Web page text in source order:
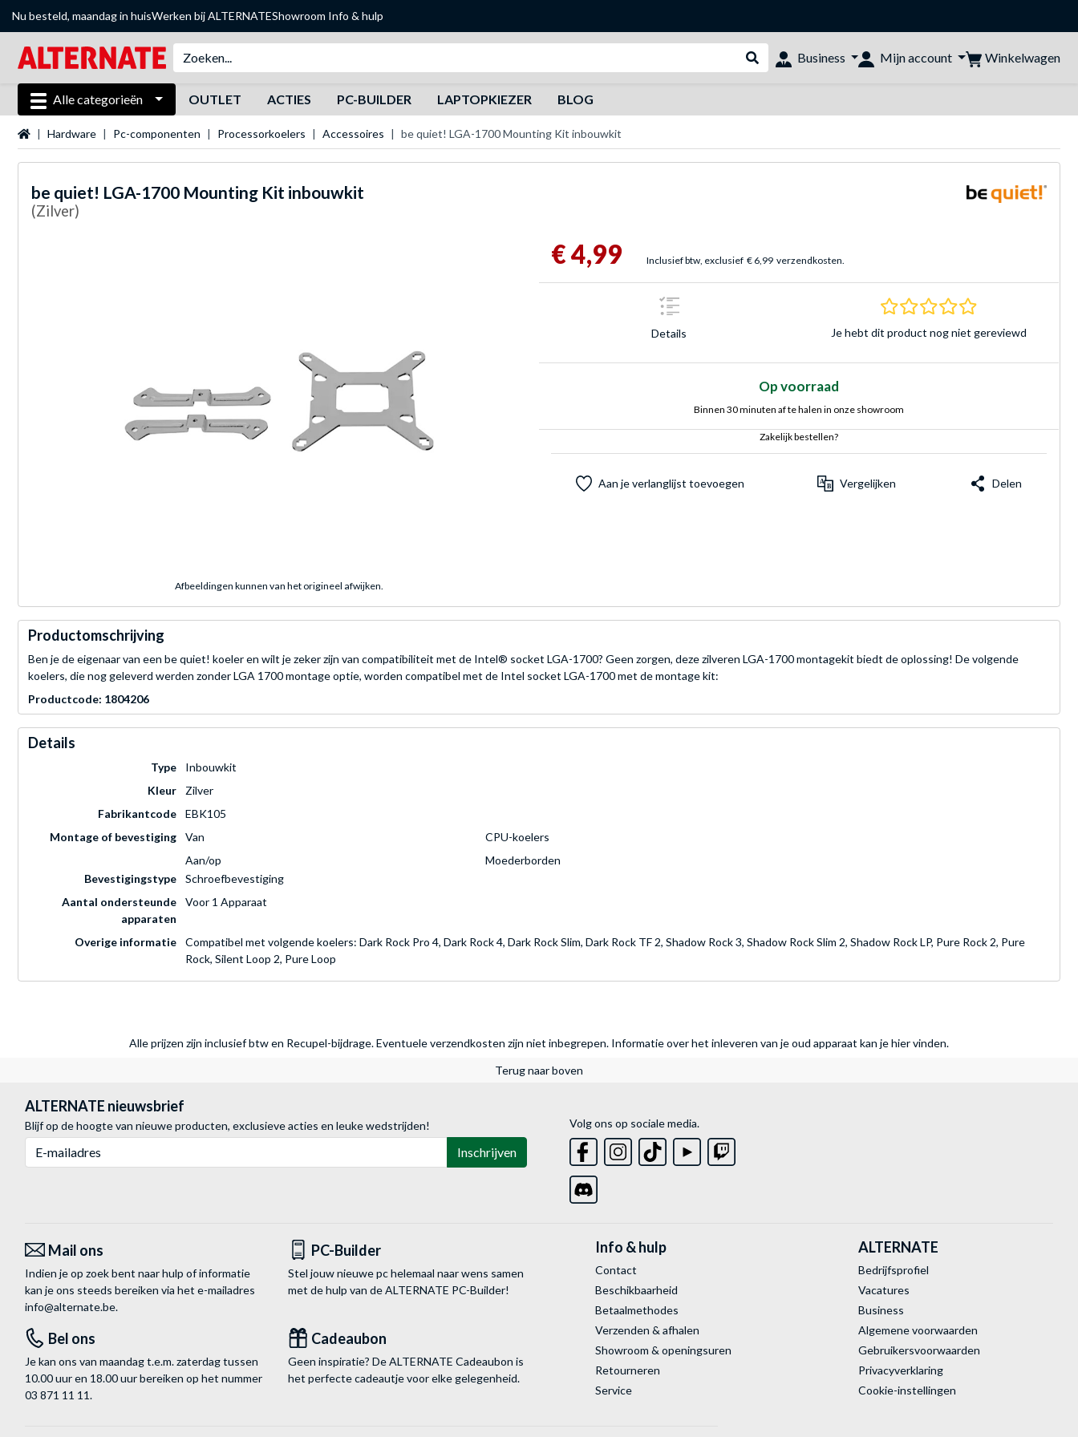
Nu besteld, maandag in huisWerken bij ALTERNATEShowroom Info & hulp
Webshop doorzoeken
Business Mijn account Winkelwagen
Alle categorieën OUTLET ACTIES PC-BUILDER LAPTOPKIEZER BLOG
Startpagina
Hardware Pc-componenten Processorkoelers Accessoires be quiet! LGA-1700 Mounting Kit inbouwkit
be quiet! LGA-1700 Mounting Kit inbouwkit
(Zilver)
Afbeeldingen kunnen van het origineel afwijken.
€ 4,99 Inclusief btw, exclusief € 6,99 verzendkosten.
Details
0.0 sterren
Je hebt dit product nog niet gereviewd
Op voorraad
Binnen 30 minuten af te halen in onze showroom
Zakelijk bestellen?
Aan je verlanglijst toevoegen Vergelijken Delen
Productomschrijving
Ben je de eigenaar van een be quiet! koeler en wilt je zeker zijn van compatibiliteit met de Intel® socket LGA-1700? Geen zorgen, deze zilveren LGA-1700 montagekit biedt de oplossing! De volgende
koelers, die nog geleverd werden zonder LGA 1700 montage optie, worden compatibel met de Intel socket LGA-1700 met de montage kit:
Productcode: 1804206
Details
Type
Inbouwkit
Kleur
Zilver
Fabrikantcode
EBK105
Montage of bevestiging
Van
CPU-koelers
Aan/op
Moederborden
Bevestigingstype
Schroefbevestiging
Aantal ondersteunde
apparaten
Voor 1 Apparaat
Overige informatie
Compatibel met volgende koelers: Dark Rock Pro 4, Dark Rock 4, Dark Rock Slim, Dark Rock TF 2, Shadow Rock 3, Shadow Rock Slim 2, Shadow Rock LP, Pure Rock 2, Pure
Rock, Silent Loop 2, Pure Loop
Alle prijzen zijn inclusief btw en Recupel-bijdrage. Eventuele verzendkosten zijn niet inbegrepen. Informatie over het inleveren van je oud apparaat kan je hier vinden.
Terug naar boven
ALTERNATE nieuwsbrief
Blijf op de hoogte van nieuwe producten, exclusieve acties en leuke wedstrijden!
Inschrijven
Volg ons op sociale media.
Mail ons
Indien je op zoek bent naar hulp of informatie
kan je ons steeds bereiken via het e-mailadres
info@alternate.be.
PC-Builder
Stel jouw nieuwe pc helemaal naar wens samen
met de hulp van de ALTERNATE PC-Builder!
Bel ons
Je kan ons van maandag t.e.m. zaterdag tussen
10.00 uur en 18.00 uur bereiken op het nummer
03 871 11 11.
Cadeaubon
Geen inspiratie? De ALTERNATE Cadeaubon is
het perfecte cadeautje voor elke gelegenheid.
Info & hulp
Contact
Beschikbaarheid
Betaalmethodes
Verzenden & afhalen
Showroom & openingsuren
Retourneren
Service
ALTERNATE
Bedrijfsprofiel
Vacatures
Business
Algemene voorwaarden
Gebruikersvoorwaarden
Privacyverklaring
Cookie-instellingen